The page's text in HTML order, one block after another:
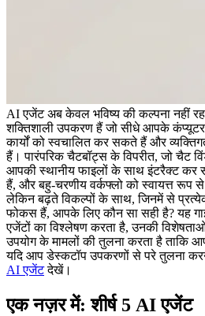
AI एजेंट अब केवल भविष्य की कल्पना नहीं
शक्तिशाली उपकरण हैं जो सीधे आपके
कार्यों को स्वचालित कर सकते हैं और
हैं। पारंपरिक चैटबॉट्स के विपरीत, जो चैट
आपकी स्थानीय फाइलों के साथ इंटरैक्ट
हैं, और बहु-चरणीय वर्कफ्लो को स्वायत्त रूप
लेकिन बढ़ते विकल्पों के साथ, जिनमें से
फोकस हैं, आपके लिए कौन सा सही है? यह
एजेंटों का विश्लेषण करता है, उनकी
उपयोग के मामलों की तुलना करता है ताकि
यदि आप डेस्कटॉप उपकरणों से परे तुलना
AI एजेंट देखें।
एक नज़र में: शीर्ष 5 AI एजेंट